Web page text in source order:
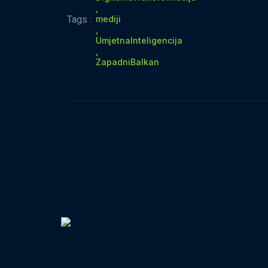
Tags : mediji
UmjetnaInteligencija
ZapadniBalkan